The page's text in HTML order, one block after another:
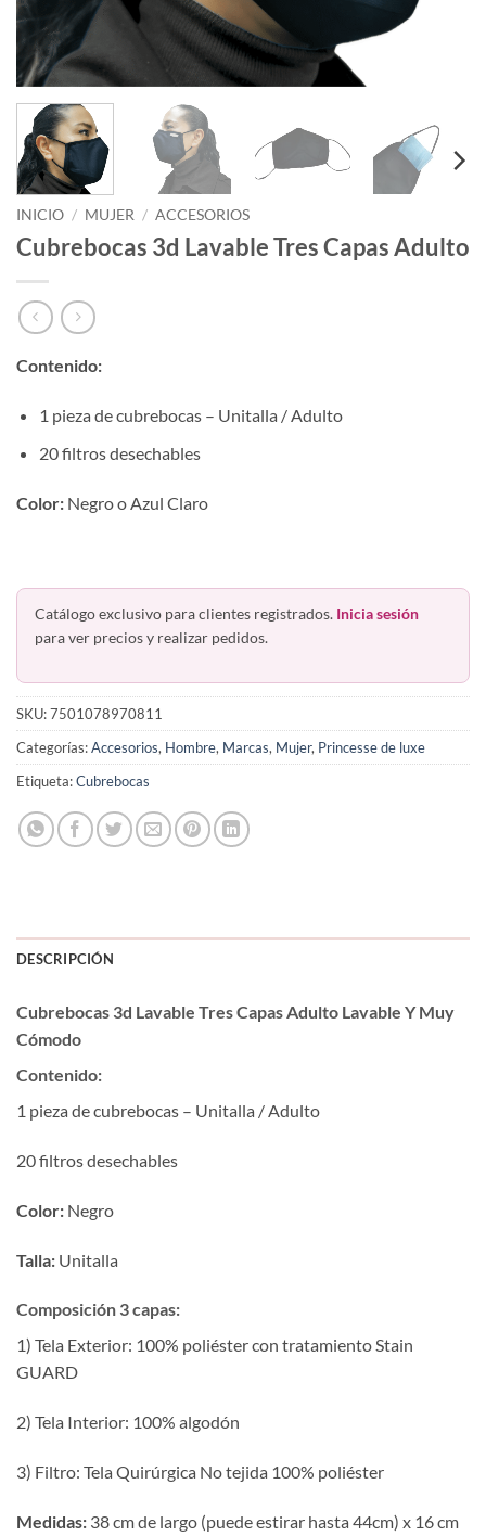
INICIO / MUJER / ACCESORIOS
Cubrebocas 3d Lavable Tres Capas Adulto
Contenido:
1 pieza de cubrebocas – Unitalla / Adulto
20 filtros desechables
Color: Negro o Azul Claro
Catálogo exclusivo para clientes registrados. Inicia sesión
para ver precios y realizar pedidos.
SKU:7501078970811
Categorías:Accesorios, Hombre, Marcas, Mujer, Princesse de luxe
Etiqueta:Cubrebocas
DESCRIPCIÓN
Cubrebocas 3d Lavable Tres Capas Adulto Lavable Y Muy
Cómodo
Contenido:
1 pieza de cubrebocas – Unitalla / Adulto
20 filtros desechables
Color: Negro
Talla: Unitalla
Composición 3 capas:
1) Tela Exterior: 100% poliéster con tratamiento Stain
GUARD
2) Tela Interior: 100% algodón
3) Filtro: Tela Quirúrgica No tejida 100% poliéster
Medidas: 38 cm de largo (puede estirar hasta 44cm) x 16 cm